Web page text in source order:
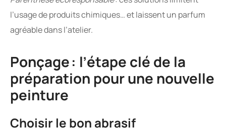
l’usage de produits chimiques… et laissent un parfum
agréable dans l’atelier.
Ponçage : l’étape clé de la
préparation pour une nouvelle
peinture
Choisir le bon abrasif